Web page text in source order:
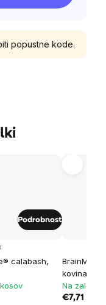
popustne kode.
calabash,
Podrobnost
BrainMax
kovina
Na zalogi
€7,71